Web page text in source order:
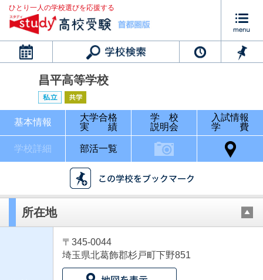
ひとり一人の学校選びを応援する
カレンダー
昌平高等学校
基本情報
大学合格
実 績
学 校
説明会
入試情報
学 費
学校詳細 部活一覧
所在地
〒345-0044
埼玉県北葛飾郡杉戸町下野851